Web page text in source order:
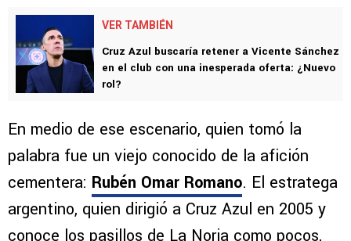
VER TAMBIÉN
Cruz Azul buscaría retener a Vicente Sánchez
en el club con una inesperada oferta: ¿Nuevo
rol?
En medio de ese escenario, quien tomó la
palabra fue un viejo conocido de la afición
cementera: Rubén Omar Romano. El estratega
argentino, quien dirigió a Cruz Azul en 2005 y
conoce los pasillos de La Noria como pocos,